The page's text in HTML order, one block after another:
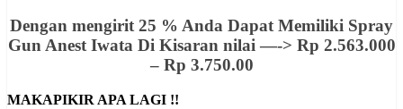
Dengan mengirit 25 % Anda Dapat Memiliki Spray
Gun Anest Iwata Di Kisaran nilai —-> Rp 2.563.000
– Rp 3.750.00
MAKAPIKIR APA LAGI !!